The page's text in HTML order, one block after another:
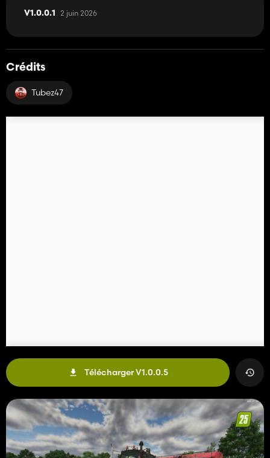
V1.0.0.1 2 juin 2026
Crédits
Tubez47
Télécharger V1.0.0.5